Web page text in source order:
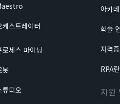
케스트레이터
로세스 마이닝
봇
튜디오
아카
학술
자격증
RPA
지원